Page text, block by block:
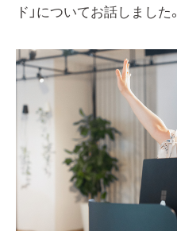
ド」についてお話しました。